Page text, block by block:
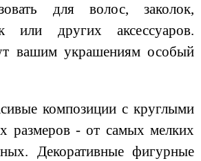
для волос, заколок,
или других аксессуаров.
вашим украшениям особый
композиции с круглыми
размеров - от самых мелких
Декоративные фигурные